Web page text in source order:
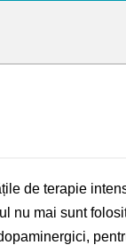
de terapie
nu mai sunt